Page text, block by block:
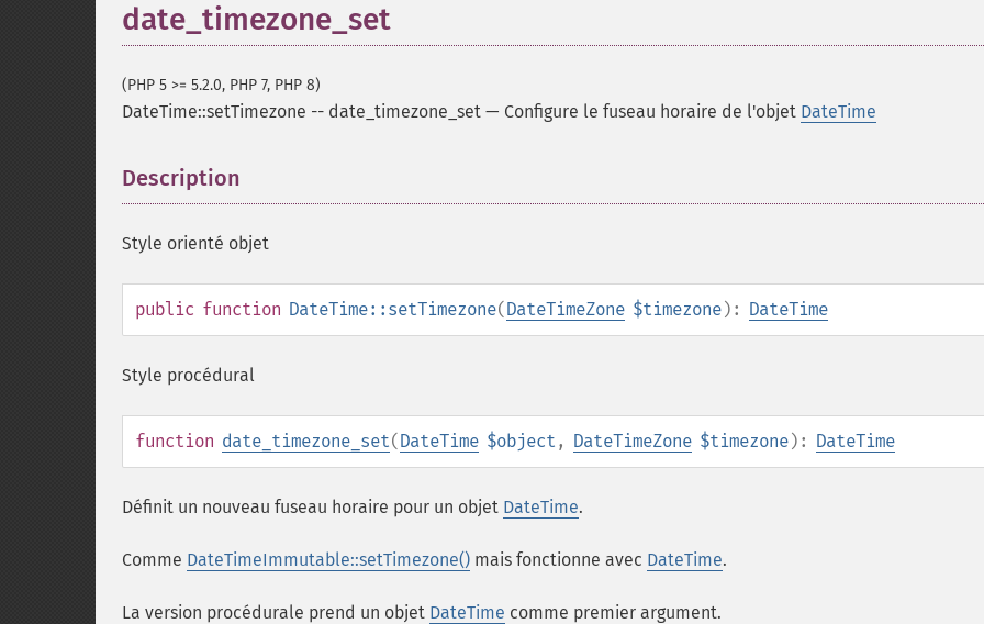
date_timezone_set
(PHP 5 >= 5.2.0, PHP 7, PHP 8)
DateTime::setTimezone -- date_timezone_set — Configure le fuseau horaire de l'objet DateTime
Description
Style orienté objet
public function DateTime::setTimezone(DateTimeZone $timezone): DateTime
Style procédural
function date_timezone_set(DateTime $object , DateTimeZone $timezone): DateTime
Définit un nouveau fuseau horaire pour un objet DateTime.
Comme DateTimeImmutable::setTimezone() mais fonctionne avec DateTime.
La version procédurale prend un objet DateTime comme premier argument.